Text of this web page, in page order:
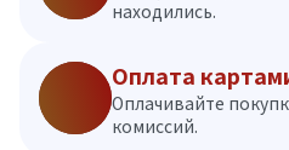
находились.
Оплата
Оплачивайте
комиссий.